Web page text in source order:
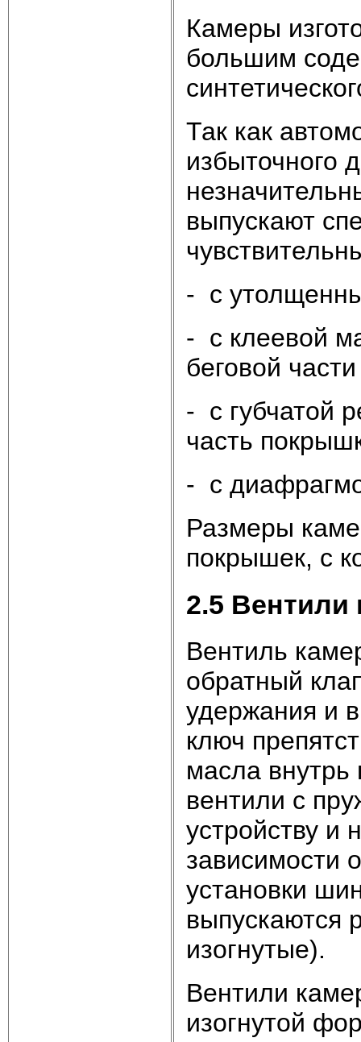
Камеры
большим
Так как
избыточного
выпускают
- с
- с клеевой
беговой
- с губчатой
часть
- с
Размеры
покрышек, с
2.5 Вентили
Вентиль
обратный
удержания и
ключ
масла
вентили с
устройству и
зависимости
установки
изогнутые).
Вентили
изогнутой